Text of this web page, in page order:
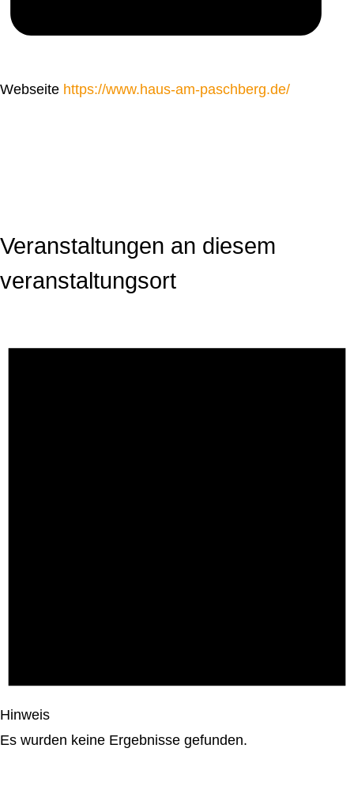
Webseite https://www.haus-am-paschberg.de/
Veranstaltungen an diesem
veranstaltungsort
Hinweis
Es wurden keine Ergebnisse gefunden.